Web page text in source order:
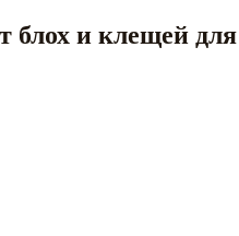
блох и клещей для